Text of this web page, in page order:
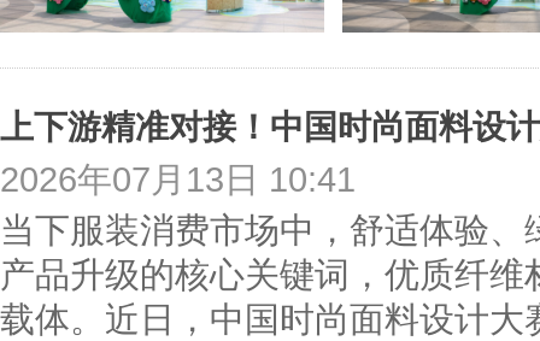
2026年07月13日 10:41
当下服装消费市场中，舒适体验
产品升级的核心关键词，优质纤
载体。近日，中国时尚面料设计